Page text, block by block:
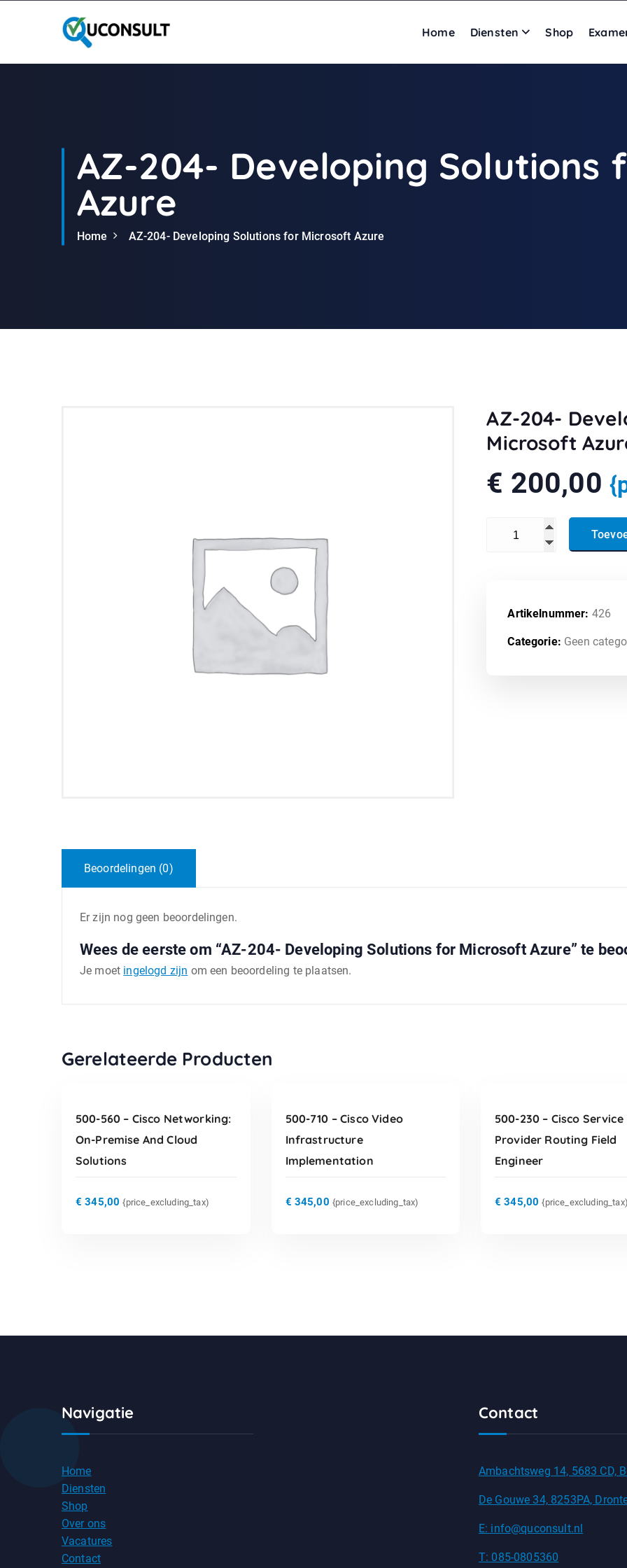
a
Home Diensten Shop
AZ-204- Developing Solutions
Azure
Home AZ-204- Developing Solutions for Microsoft Azure
AZ-204-
Microsoft
€ 200,00
AZ-204- Developing
Artikelnummer: 426
Categorie: Geen
Beoordelingen (0)
Er zijn nog geen beoordelingen.
Wees de eerste om “AZ-204- Developing Solutions for Microsoft Azure” te
Je moet ingelogd zijn om een beoordeling te plaatsen.
Gerelateerde Producten
TOEVOEGEN AAN
500-560 – Cisco Networking:
On-Premise And Cloud
Solutions
€ 345,00 {price_excluding_tax)
500-710 – Cisco Video
Infrastructure
Implementation
€ 345,00 {price_excluding_tax)
500-230 – Cisco Service
Provider Routing Field
Engineer
€ 345,00
Navigatie
Home
Diensten
Shop
Over ons
Vacatures
Contact
Contact
Ambachtsweg 14, 5683 CD,
De Gouwe 34, 8253PA,
E: info@quconsult.nl
T: 085-0805360